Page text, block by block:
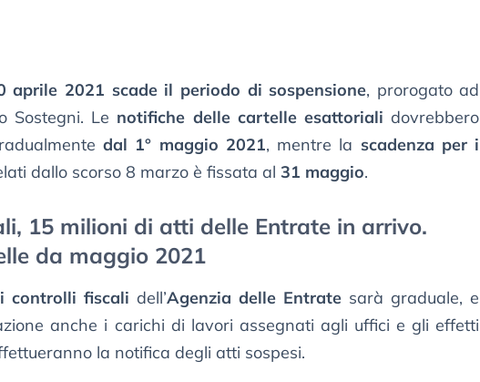
aprile 2021 scade il periodo di sospensione, prorogato ad
Sostegni. Le notifiche delle cartelle esattoriali dovrebbero
dal 1° maggio 2021, mentre la scadenza per i
dallo scorso 8 marzo è fissata al 31 maggio.
15 milioni di atti delle Entrate in arrivo.
da maggio 2021
controlli fiscali dell’Agenzia delle Entrate sarà graduale, e
anche i carichi di lavori assegnati agli uffici e gli effetti
la notifica degli atti sospesi.